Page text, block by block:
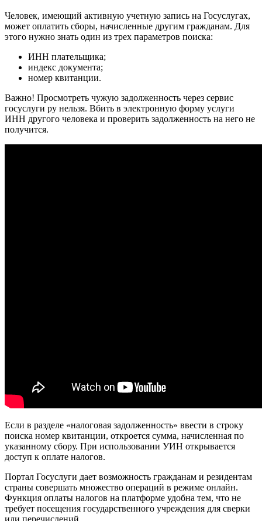
Человек, имеющий активную учетную запись на Госуслугах,
может оплатить сборы, начисленные другим гражданам. Для
этого нужно знать один из трех параметров поиска:
ИНН плательщика;
индекс документа;
номер квитанции.
Важно! Просмотреть чужую задолженность через сервис
госуслуги ру нельзя. Вбить в электронную форму услуги
ИНН другого человека и проверить задолженность на него не
получится.
Если в разделе «налоговая задолженность» ввести в строку
поиска номер квитанции, откроется сумма, начисленная по
указанному сбору. При использовании УИН открывается
доступ к оплате налогов.
Портал Госуслуги дает возможность гражданам и резидентам
страны совершать множество операций в режиме онлайн.
Функция оплаты налогов на платформе удобна тем, что не
требует посещения государственного учреждения для сверки